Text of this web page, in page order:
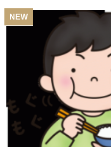
NEW